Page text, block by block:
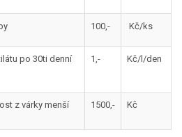
100,- Kč/ks
po 30ti denní
1,- Kč/l/den
z várky menší
1500,- Kč